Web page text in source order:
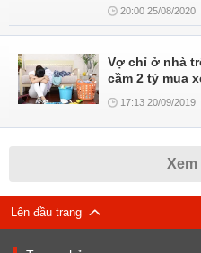
20:00 25/08/2020
Vợ chỉ ở nhà
cầm 2 tỷ mua
17:13 20/09/2019
Xem
Lên đầu trang